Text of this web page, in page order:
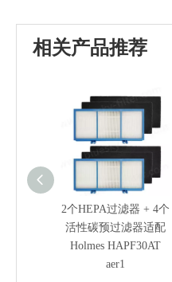
相关产品推荐
2个HEPA过滤器 + 4个
活性碳预过滤器适配
Holmes HAPF30AT
aer1